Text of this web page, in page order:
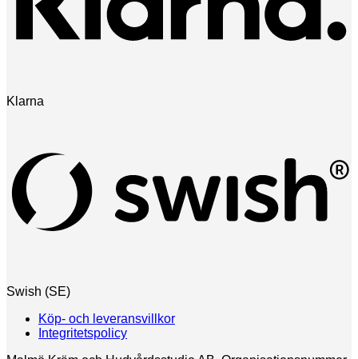
Klarna
Swish (SE)
Köp- och leveransvillkor
Integritetspolicy